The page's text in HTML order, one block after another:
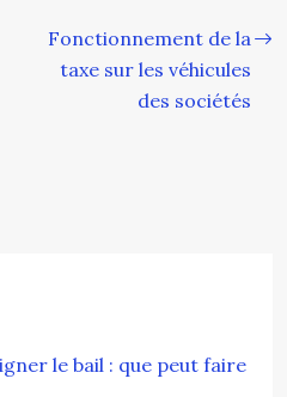
Fonctionnement de la
taxe sur les véhicules
des sociétés
le bail : que peut faire